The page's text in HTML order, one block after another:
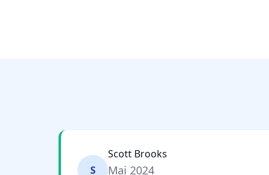
S
Scott Brooks
Mai 2024